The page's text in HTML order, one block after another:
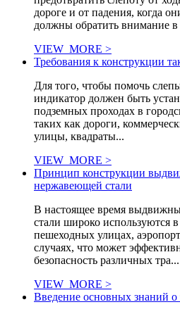
дороге и от падения, когда
должны обратить внимание в
VIEW_MORE >
Требования к конструкции
Для того, чтобы помочь
индикатор должен быть
подземных проходах в
таких как дороги,
улицы, квадраты...
VIEW_MORE >
Принцип конструкции
нержавеющей стали
В настоящее время
стали широко используются
пешеходных улицах,
случаях, что может
безопасность различных тра...
VIEW_MORE >
Введение основных знаний о